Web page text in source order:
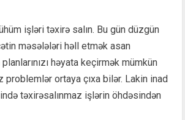
işləri təxirə salın. Bu gün düzgün
məsələləri həll etmək asan
həyata keçirmək mümkün
problemlər ortaya çıxa bilər. Lakin inad
təxirəsalınmaz işlərin öhdəsindən